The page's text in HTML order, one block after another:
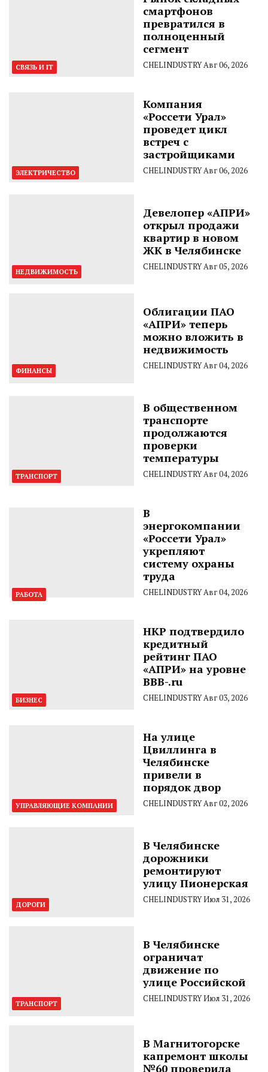
СВЯЗЬ И IT
смартфонов
превратился в
полноценный
сегмент
CHELINDUSTRYАвг 06, 2026
ЭЛЕКТРИЧЕСТВО
Компания
«Россети Урал»
проведет цикл
встреч с
застройщиками
CHELINDUSTRYАвг 06, 2026
НЕДВИЖИМОСТЬ
Девелопер «АПРИ»
открыл продажи
квартир в новом
ЖК в Челябинске
CHELINDUSTRYАвг 05, 2026
ФИНАНСЫ
Облигации ПАО
«АПРИ» теперь
можно вложить в
недвижимость
CHELINDUSTRYАвг 04, 2026
ТРАНСПОРТ
В общественном
транспорте
продолжаются
проверки
температуры
CHELINDUSTRYАвг 04, 2026
РАБОТА
В
энергокомпании
«Россети Урал»
укрепляют
систему охраны
труда
CHELINDUSTRYАвг 04, 2026
БИЗНЕС
НКР подтвердило
кредитный
рейтинг ПАО
«АПРИ» на уровне
BBB-.ru
CHELINDUSTRYАвг 03, 2026
УПРАВЛЯЮЩИЕ КОМПАНИИ
На улице
Цвиллинга в
Челябинске
привели в
порядок двор
CHELINDUSTRYАвг 02, 2026
ДОРОГИ
В Челябинске
дорожники
ремонтируют
улицу Пионерская
CHELINDUSTRYИюл 31, 2026
ТРАНСПОРТ
В Челябинске
ограничат
движение по
улице Российской
CHELINDUSTRYИюл 31, 2026
В Магнитогорске
капремонт школы
№60 проверила